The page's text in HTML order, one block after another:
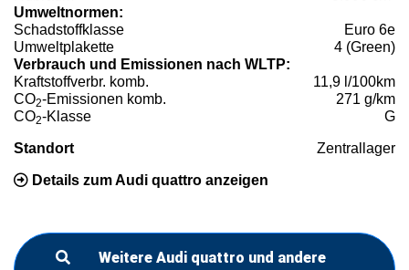
Umweltnormen:
Schadstoffklasse
Euro 6e
Umweltplakette
4 (Green)
Verbrauch und Emissionen nach WLTP:
Kraftstoffverbr. komb.
11,9 l/100km
CO2-Emissionen komb.
271 g/km
CO2-Klasse G
Standort Zentrallager
Details zum Audi quattro anzeigen
Weitere Audi quattro und andere